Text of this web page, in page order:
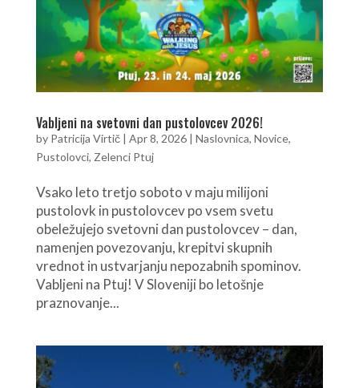
Vabljeni na svetovni dan pustolovcev 2026!
by Patricija Virtič| Apr 8, 2026| Naslovnica, Novice,
Pustolovci, Zelenci Ptuj
Vsako leto tretjo soboto v maju milijoni
pustolovk in pustolovcev po vsem svetu
obeležujejo svetovni dan pustolovcev – dan,
namenjen povezovanju, krepitvi skupnih
vrednot in ustvarjanju nepozabnih spominov.
Vabljeni na Ptuj! V Sloveniji bo letošnje
praznovanje...